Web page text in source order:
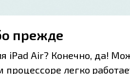
прежде
iPad Air? Конечно, да!
процессоре легко